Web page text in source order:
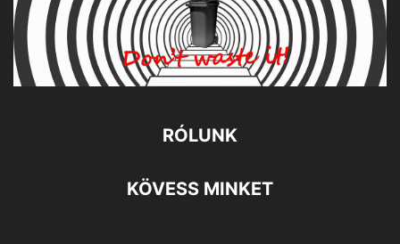
RÓLUNK
KÖVESS MINKET